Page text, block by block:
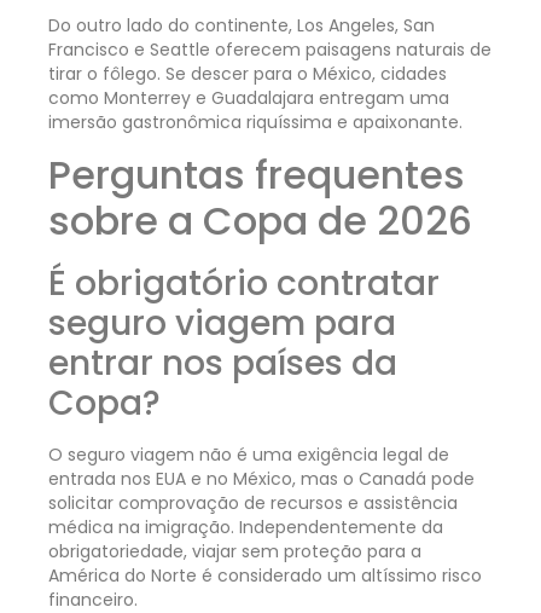
Do outro lado do continente, Los Angeles, San
Francisco e Seattle oferecem paisagens naturais de
tirar o fôlego. Se descer para o México, cidades
como Monterrey e Guadalajara entregam uma
imersão gastronômica riquíssima e apaixonante.
Perguntas frequentes
sobre a Copa de 2026
É obrigatório contratar
seguro viagem para
entrar nos países da
Copa?
O seguro viagem não é uma exigência legal de
entrada nos EUA e no México, mas o Canadá pode
solicitar comprovação de recursos e assistência
médica na imigração. Independentemente da
obrigatoriedade, viajar sem proteção para a
América do Norte é considerado um altíssimo risco
financeiro.